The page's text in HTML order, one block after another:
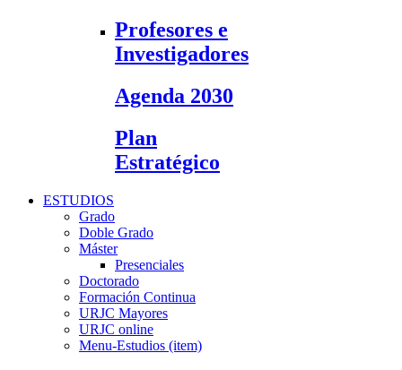
Profesores e
Investigadores
Agenda 2030
Plan
Estratégico
ESTUDIOS
Grado
Doble Grado
Máster
Presenciales
Doctorado
Formación Continua
URJC Mayores
URJC online
Menu-Estudios (item)